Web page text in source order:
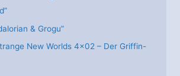
& Grogu”
New Worlds 4×02 – Der Griffin-